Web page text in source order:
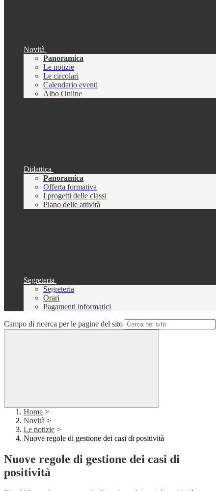
Novità
Panoramica
Le notizie
Le circolari
Calendario eventi
Albo Online
Didattica
Panoramica
Offerta formativa
I progetti delle classi
Piano delle attività
Segreteria
Segreteria
Orari
Pagamenti informatici
Campo di ricerca per le pagine del sito
Home >
Novità >
Le notizie >
Nuove regole di gestione dei casi di positività
Nuove regole di gestione dei casi di
positività